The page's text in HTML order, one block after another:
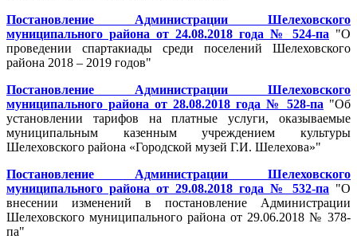
Постановление Администрации Шелеховского
муниципального района от 24.08.2018 года № 524-па "О
проведении спартакиады среди поселений Шелеховского
района 2018 – 2019 годов"
Постановление Администрации Шелеховского
муниципального района от 28.08.2018 года № 528-па "Об
установлении тарифов на платные услуги, оказываемые
муниципальным казенным учреждением культуры
Шелеховского района «Городской музей Г.И. Шелехова»"
Постановление Администрации Шелеховского
муниципального района от 29.08.2018 года № 532-па "О
внесении изменений в постановление Администрации
Шелеховского муниципального района от 29.06.2018 № 378-
па"